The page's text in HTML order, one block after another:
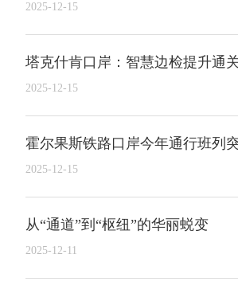
2025-12-15
塔克什肯口岸：智慧边检提升通
2025-12-15
霍尔果斯铁路口岸今年通行班列
2025-12-15
从“通道”到“枢纽”的华丽蜕变
2025-12-11